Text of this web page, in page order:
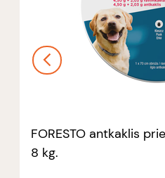
FORESTO antkaklis
8 kg.